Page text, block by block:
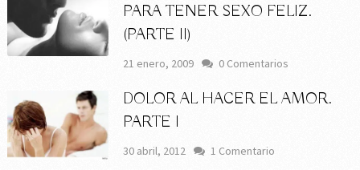
PARA TENER SEXO FELIZ.
(PARTE II)
21 enero, 2009 0 Comentarios
DOLOR AL HACER EL AMOR.
PARTE I
30 abril, 2012 1 Comentario